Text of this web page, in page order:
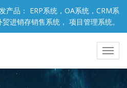
产品： ERP系统，OA系统，CRM系
进销存销售系统， 项目管理系统。